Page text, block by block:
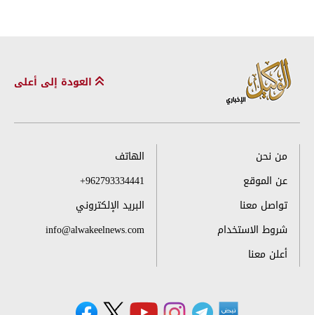
العودة إلى أعلى
من نحن
عن الموقع
تواصل معنا
شروط الاستخدام
أعلن معنا
الهاتف
+962793334441
البريد الإلكتروني
info@alwakeelnews.com